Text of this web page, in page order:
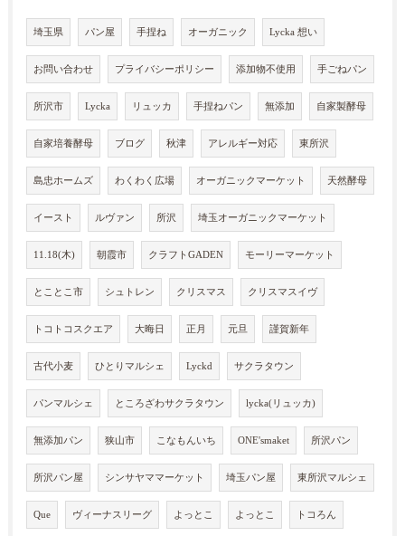
埼玉県 パン屋 手捏ね オーガニック Lycka 想い
お問い合わせ プライバシーポリシー 添加物不使用 手ごねパン
所沢市 Lycka リュッカ 手捏ねパン 無添加 自家製酵母
自家培養酵母 ブログ 秋津 アレルギー対応 東所沢
島忠ホームズ わくわく広場 オーガニックマーケット 天然酵母
イースト ルヴァン 所沢 埼玉オーガニックマーケット
11.18(木) 朝霞市 クラフトGADEN モーリーマーケット
とことこ市 シュトレン クリスマス クリスマスイヴ
トコトコスクエア 大晦日 正月 元旦 謹賀新年
古代小麦 ひとりマルシェ Lyckd サクラタウン
パンマルシェ ところざわサクラタウン lycka(リュッカ)
無添加パン 狭山市 こなもんいち ONE'smaket 所沢パン
所沢パン屋 シンサヤママーケット 埼玉パン屋 東所沢マルシェ
Que ヴィーナスリーグ よっとこ よっとこ トコろん